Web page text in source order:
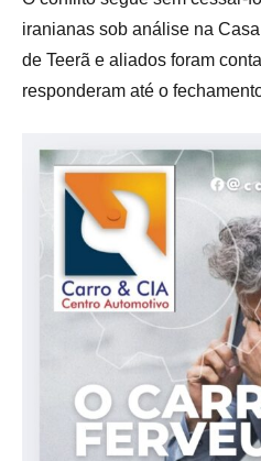
iranianas sob análise na
de Teerã e aliados foram
responderam até o